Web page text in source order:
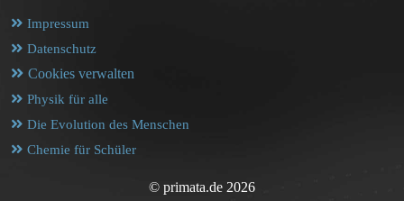
Impressum
Datenschutz
Cookies verwalten
Physik für alle
Die Evolution des Menschen
Chemie für Schüler
© primata.de 2026